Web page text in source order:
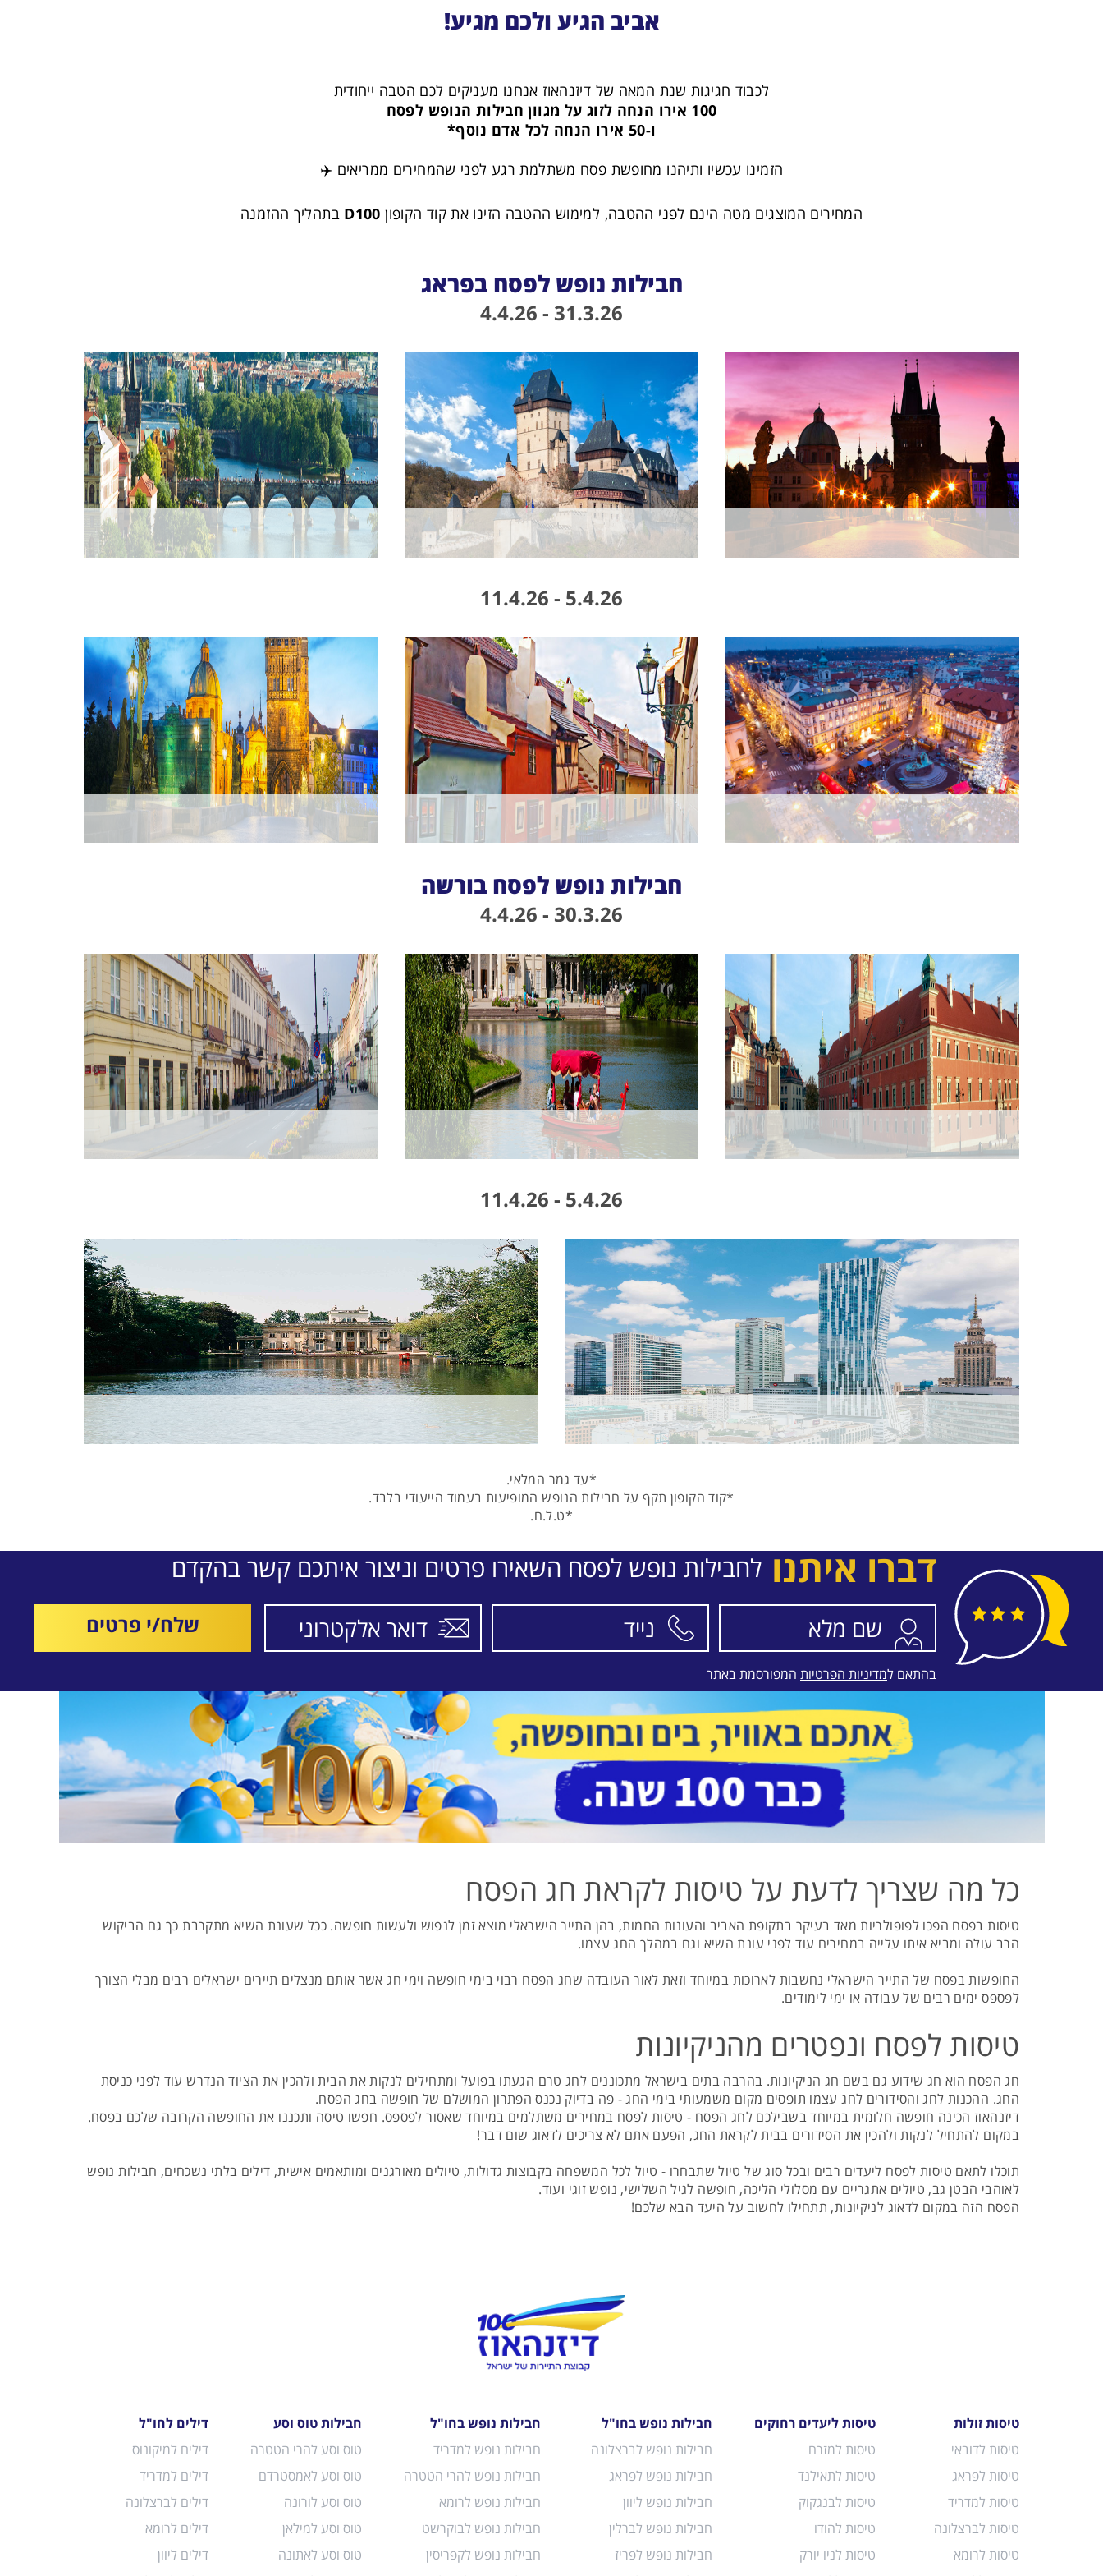
אביב הגיע ולכם מגיע!
לכבוד חגיגות שנת המאה של דיזנהאוז אנחנו מעניקים לכם הטבה ייחודית
100 אירו הנחה לזוג על מגוון חבילות הנופש לפסח
ו-50 אירו הנחה לכל אדם נוסף*
הזמינו עכשיו ותיהנו מחופשת פסח משתלמת רגע לפני שהמחירים ממריאים ✈️
המחירים המוצגים מטה הינם לפני ההטבה, למימוש ההטבה הזינו את קוד הקופון D100 בתהליך ההזמנה
חבילות נופש לפסח בפראג
31.3.26 - 4.4.26
5.4.26 - 11.4.26
חבילות נופש לפסח בורשה
30.3.26 - 4.4.26
5.4.26 - 11.4.26
*עד גמר המלאי.
*קוד הקופון תקף על חבילות הנופש המופיעות בעמוד הייעודי בלבד.
*ט.ל.ח.
דברו איתנו לחבילות נופש לפסח השאירו פרטים וניצור איתכם קשר בהקדם
שלח/י פרטים
בהתאם למדיניות הפרטיות המפורסמת באתר
כל מה שצריך לדעת על טיסות לקראת חג הפסח
טיסות בפסח הפכו לפופולריות מאד בעיקר בתקופת האביב והעונות החמות, בהן התייר הישראלי מוצא זמן לנפוש ולעשות חופשה. ככל שעונת השיא מתקרבת כך גם הביקוש
הרב עולה ומביא איתו עלייה במחירים עוד לפני עונת השיא וגם במהלך החג עצמו.
החופשות בפסח של התייר הישראלי נחשבות לארוכות במיוחד וזאת לאור העובדה שחג הפסח רבוי בימי חופשה וימי חג אשר אותם מנצלים תיירים ישראלים רבים מבלי הצורך
לפספס ימים רבים של עבודה או ימי לימודים.
טיסות לפסח ונפטרים מהניקיונות
חג הפסח הוא חג שידוע גם בשם חג הניקיונות. בהרבה בתים בישראל מתכוננים לחג טרם הגעתו בפועל ומתחילים לנקות את הבית ולהכין את הציוד הנדרש עוד לפני כניסת
החג. ההכנות לחג והסידורים לחג עצמו תופסים מקום משמעותי בימי החג - פה בדיוק נכנס הפתרון המושלם של חופשה בחג הפסח.
דיזנהאוז הכינה חופשה חלומית במיוחד בשבילכם לחג הפסח - טיסות לפסח במחירים משתלמים במיוחד שאסור לפספס. חפשו טיסה ותכננו את החופשה הקרובה שלכם בפסח.
במקום להתחיל לנקות ולהכין את הסידורים בבית לקראת החג, הפעם אתם לא צריכים לדאוג שום דבר!
תוכלו לתאם טיסות לפסח ליעדים רבים ובכל סוג של טיול שתבחרו - טיול לכל המשפחה בקבוצות גדולות, טיולים מאורגנים ומותאמים אישית, דילים בלתי נשכחים, חבילות נופש
לאוהבי הבטן גב, טיולים אתגריים עם מסלולי הליכה, חופשה לגיל השלישי, נופש זוגי ועוד.
הפסח הזה במקום לדאוג לניקיונות, תתחילו לחשוב על היעד הבא שלכם!
טיסות זולות
טיסות לדובאי
טיסות לפראג
טיסות למדריד
טיסות לברצלונה
טיסות לרומא
טיסות ליעדים רחוקים
טיסות למזרח
טיסות לתאילנד
טיסות לבנגקוק
טיסות להודו
טיסות לניו יורק
חבילות נופש בחו"ל
חבילות נופש לברצלונה
חבילות נופש לפראג
חבילות נופש ליוון
חבילות נופש לברלין
חבילות נופש לפריז
חבילות נופש בחו"ל
חבילות נופש למדריד
חבילות נופש להרי הטטרה
חבילות נופש לרומא
חבילות נופש לבוקרשט
חבילות נופש לקפריסין
חבילות טוס וסע
טוס וסע להרי הטטרה
טוס וסע לאמסטרדם
טוס וסע לורונה
טוס וסע למילאן
טוס וסע לאתונה
דילים לחו"ל
דילים למיקונוס
דילים למדריד
דילים לברצלונה
דילים לרומא
דילים ליוון